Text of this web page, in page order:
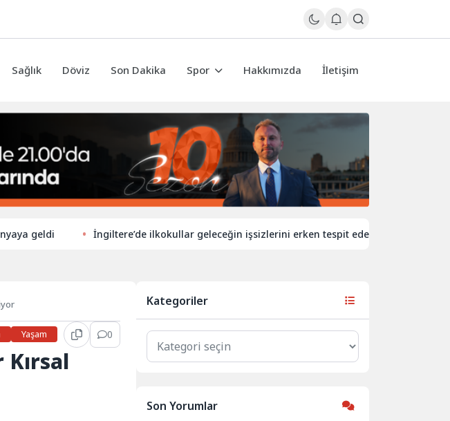
Sağlık Döviz Son Dakika Spor Hakkımızda İletişim
İngiltere’de ilkokullar geleceğin işsizlerini erken tespit edecek
Yaşam 0
Kategoriler
Kategoriler
Son Yorumlar